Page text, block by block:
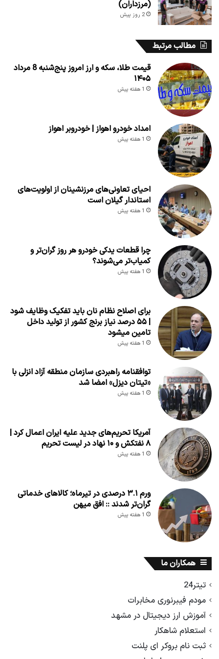
(مرزداران)
2 روز پیش
مطالب مرتبط
قیمت طلا، سکه و ارز امروز پنج‌شنبه 8 مرداد
۱۴۰۵
1 هفته پیش
امداد خودرو اهواز | خودروبر اهواز
1 هفته پیش
احیای تعاونی‌های مرزنشینان از اولویت‌های
استاندار گیلان است
1 هفته پیش
چرا قطعات یدکی خودرو هر روز گران‌تر و
کمیاب‌تر می‌شوند؟
1 هفته پیش
برای اصلاح نظام نان باید تفکیک وظایف شود
| ۵۵ درصد نیاز برنج کشور از تولید داخل
تامین میشود
1 هفته پیش
توافقنامه راهبردی سازمان منطقه آزاد انزلی با
«تیتان دیزل» امضا شد
1 هفته پیش
آمریکا تحریم‌های جدید علیه ایران اعمال کرد |
۸ نفتکش و ۱۰ نهاد در لیست تحریم
1 هفته پیش
ورم ۳.۱ درصدی در تیرماه؛ کالاهای خدماتی
گران‌تر شدند :: افق میهن
1 هفته پیش
همکاران ما
تیتر24
مودم فیبرنوری مخابرات
آموزش ارز دیجیتال در مشهد
استعلام شاهکار
ثبت نام بروکر ای پلنت